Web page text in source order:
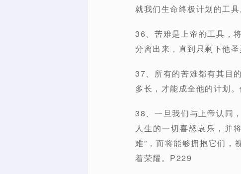
就我们生命终极计划的工
36、苦难是上帝的工具，
分离出来，直到只剩下他
37、所有的苦难都有其目
多长，才能成全他的计划
38、一旦我们与上帝认同
人生的一切喜怒哀乐，并
难”，而将能够拥抱它们，
着荣耀。P229